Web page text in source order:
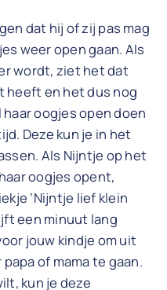
dat hij of zij pas mag
weer open gaan. Als
wordt, ziet het dat
heeft en het dus nog
oogjes open doen
Deze kun je in het
Als Nijntje op het
oogjes opent,
‘Nijntje lief klein
een minuut lang
jouw kindje om uit
of mama te gaan.
kun je deze